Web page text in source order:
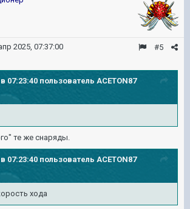
#5
2025, 07:37:00
07:23:40 пользователь ACETON87
те же снаряды.
07:23:40 пользователь ACETON87
хода